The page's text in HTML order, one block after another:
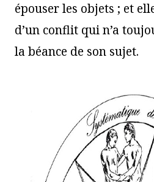
épouser les objets ; et
d’un conflit qui n’a
la béance de son sujet.